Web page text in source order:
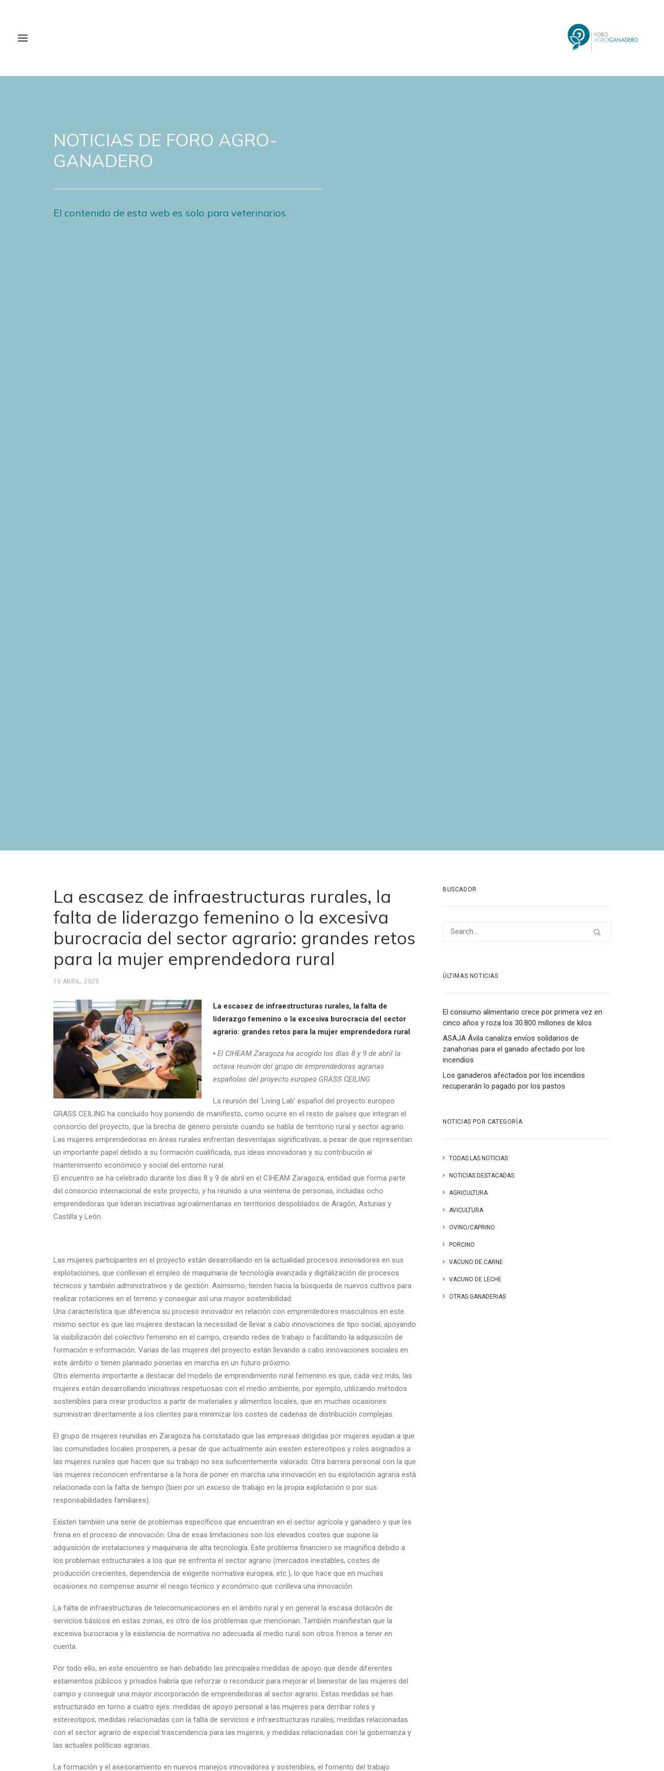
NOTICIAS DE FORO AGRO-
GANADERO
El contenido de esta web es solo para veterinarios
La escasez de infraestructuras rurales, la
falta de liderazgo femenino o la excesiva
burocracia del sector agrario: grandes retos
para la mujer emprendedora rural
10 ABRIL, 2025
La escasez de infraestructuras rurales, la falta de
liderazgo femenino o la excesiva burocracia del sector
agrario: grandes retos para la mujer emprendedora rural
▪ El CIHEAM Zaragoza ha acogido los días 8 y 9 de abril la
octava reunión del grupo de emprendedoras agrarias
españolas del proyecto europeo GRASS CEILING
La reunión del ‘Living Lab’ español del proyecto europeo
GRASS CEILING ha concluido hoy poniendo de manifiesto, como ocurre en el resto de países que integran el
consorcio del proyecto, que la brecha de género persiste cuando se habla de territorio rural y sector agrario.
Las mujeres emprendedoras en áreas rurales enfrentan desventajas significativas, a pesar de que representan
un importante papel debido a su formación cualificada, sus ideas innovadoras y su contribución al
mantenimiento económico y social del entorno rural.
El encuentro se ha celebrado durante los días 8 y 9 de abril en el CIHEAM Zaragoza, entidad que forma parte
del consorcio internacional de este proyecto, y ha reunido a una veintena de personas, incluidas ocho
emprendedoras que lideran iniciativas agroalimentarias en territorios despoblados de Aragón, Asturias y
Castilla y León.
Las mujeres participantes en el proyecto están desarrollando en la actualidad procesos innovadores en sus
explotaciones, que conllevan el empleo de maquinaria de tecnología avanzada y digitalización de procesos
técnicos y también administrativos y de gestión. Asimismo, tienden hacia la búsqueda de nuevos cultivos para
realizar rotaciones en el terreno y conseguir así una mayor sostenibilidad.
Una característica que diferencia su proceso innovador en relación con emprendedores masculinos en este
mismo sector es que las mujeres destacan la necesidad de llevar a cabo innovaciones de tipo social, apoyando
la visibilización del colectivo femenino en el campo, creando redes de trabajo o facilitando la adquisición de
formación e información. Varias de las mujeres del proyecto están llevando a cabo innovaciones sociales en
este ámbito o tienen planeado ponerlas en marcha en un futuro próximo.
Otro elemento importante a destacar del modelo de emprendimiento rural femenino es que, cada vez más, las
mujeres están desarrollando iniciativas respetuosas con el medio ambiente, por ejemplo, utilizando métodos
sostenibles para crear productos a partir de materiales y alimentos locales, que en muchas ocasiones
suministran directamente a los clientes para minimizar los costes de cadenas de distribución complejas.
El grupo de mujeres reunidas en Zaragoza ha constatado que las empresas dirigidas por mujeres ayudan a que
las comunidades locales prosperen, a pesar de que actualmente aún existen estereotipos y roles asignados a
las mujeres rurales que hacen que su trabajo no sea suficientemente valorado. Otra barrera personal con la que
las mujeres reconocen enfrentarse a la hora de poner en marcha una innovación en su explotación agraria está
relacionada con la falta de tiempo (bien por un exceso de trabajo en la propia explotación o por sus
responsabilidades familiares).
Existen también una serie de problemas específicos que encuentran en el sector agrícola y ganadero y que les
frena en el proceso de innovación. Una de esas limitaciones son los elevados costes que supone la
adquisición de instalaciones y maquinaria de alta tecnología. Este problema financiero se magnifica debido a
los problemas estructurales a los que se enfrenta el sector agrario (mercados inestables, costes de
producción crecientes, dependencia de exigente normativa europea, etc.), lo que hace que en muchas
ocasiones no compense asumir el riesgo técnico y económico que conlleva una innovación.
La falta de infraestructuras de telecomunicaciones en el ámbito rural y en general la escasa dotación de
servicios básicos en estas zonas, es otro de los problemas que mencionan. También manifiestan que la
excesiva burocracia y la existencia de normativa no adecuada al medio rural son otros frenos a tener en
cuenta.
Por todo ello, en este encuentro se han debatido las principales medidas de apoyo que desde diferentes
estamentos públicos y privados habría que reforzar o reconducir para mejorar el bienestar de las mujeres del
campo y conseguir una mayor incorporación de emprendedoras al sector agrario. Estas medidas se han
estructurado en torno a cuatro ejes: medidas de apoyo personal a las mujeres para derribar roles y
estereotipos; medidas relacionadas con la falta de servicios e infraestructuras rurales; medidas relacionadas
con el sector agrario de especial trascendencia para las mujeres; y medidas relacionadas con la gobernanza y
las actuales políticas agrarias.
La formación y el asesoramiento en nuevos manejos innovadores y sostenibles, el fomento del trabajo
BUSCADOR
ÚLTIMAS NOTICIAS
El consumo alimentario crece por primera vez en
cinco años y roza los 30.800 millones de kilos
ASAJA Ávila canaliza envíos solidarios de
zanahorias para el ganado afectado por los
incendios
Los ganaderos afectados por los incendios
recuperarán lo pagado por los pastos
NOTICIAS POR CATEGORÍA
TODAS LAS NOTICIAS
NOTICIAS DESTACADAS
AGRICULTURA
AVICULTURA
OVINO/CAPRINO
PORCINO
VACUNO DE CARNE
VACUNO DE LECHE
OTRAS GANADERIAS